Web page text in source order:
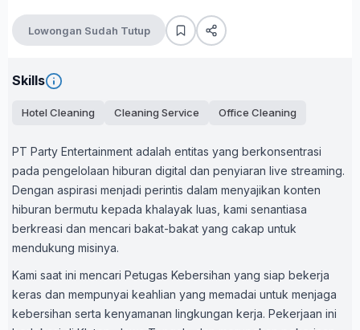
Lowongan Sudah Tutup
Skills
Hotel Cleaning Cleaning Service Office Cleaning
PT Party Entertainment adalah entitas yang berkonsentrasi
pada pengelolaan hiburan digital dan penyiaran live streaming.
Dengan aspirasi menjadi perintis dalam menyajikan konten
hiburan bermutu kepada khalayak luas, kami senantiasa
berkreasi dan mencari bakat-bakat yang cakap untuk
mendukung misinya.
Kami saat ini mencari Petugas Kebersihan yang siap bekerja
keras dan mempunyai keahlian yang memadai untuk menjaga
kebersihan serta kenyamanan lingkungan kerja. Pekerjaan ini